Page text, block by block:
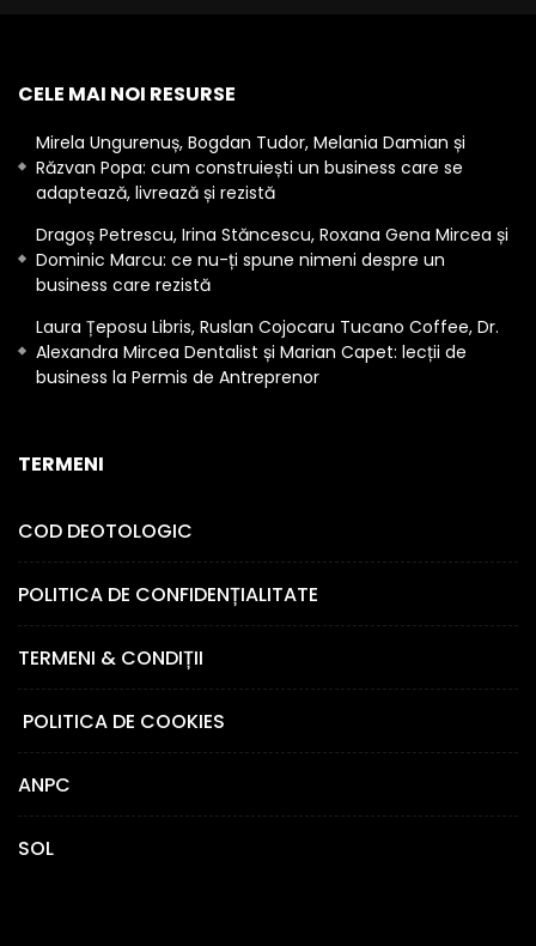
CELE MAI NOI RESURSE
Mirela Ungurenuș, Bogdan Tudor, Melania Damian și
Răzvan Popa: cum construiești un business care se
adaptează, livrează și rezistă
Dragoș Petrescu, Irina Stăncescu, Roxana Gena Mircea și
Dominic Marcu: ce nu-ți spune nimeni despre un
business care rezistă
Laura Țeposu Libris, Ruslan Cojocaru Tucano Coffee, Dr.
Alexandra Mircea Dentalist și Marian Capet: lecții de
business la Permis de Antreprenor
TERMENI
COD DEOTOLOGIC
POLITICA DE CONFIDENȚIALITATE
TERMENI & CONDIȚII
POLITICA DE COOKIES
ANPC
SOL